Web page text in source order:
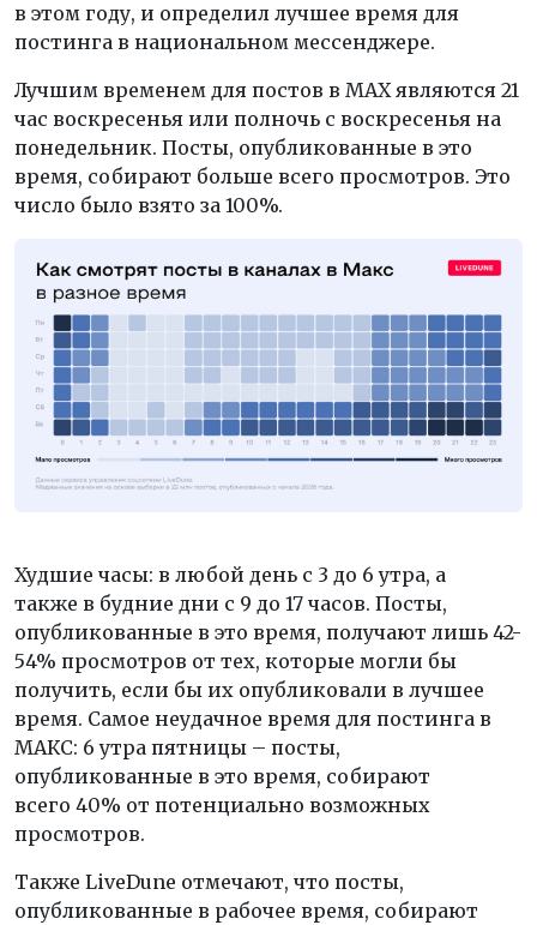
в этом году, и определил лучшее время для
постинга в национальном мессенджере.
Лучшим временем для постов в MAX являются 21
час воскресенья или полночь с воскресенья на
понедельник. Посты, опубликованные в это
время, собирают больше всего просмотров. Это
число было взято за 100%.
Худшие часы: в любой день с 3 до 6 утра, а
также в будние дни с 9 до 17 часов. Посты,
опубликованные в это время, получают лишь 42-
54% просмотров от тех, которые могли бы
получить, если бы их опубликовали в лучшее
время. Самое неудачное время для постинга в
МАКС: 6 утра пятницы – посты,
опубликованные в это время, собирают
всего 40% от потенциально возможных
просмотров.
Также LiveDune отмечают, что посты,
опубликованные в рабочее время, собирают